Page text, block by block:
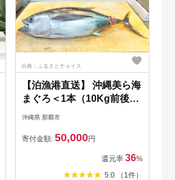
出典：ふるさとチョイス
【泊漁港直送】 沖縄美ら海
まぐろ＜1本（10Kg前後）
＞
沖縄県 那覇市
寄付金額: 50,000円
還元率 36%
5.0 （1件）